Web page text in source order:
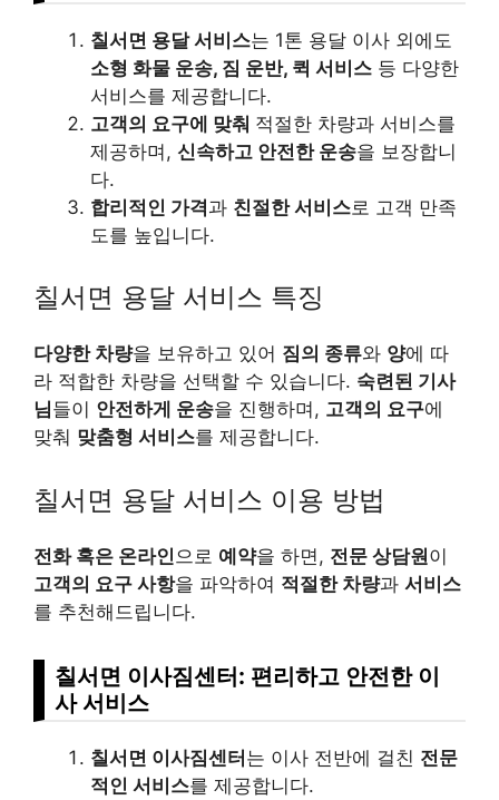
칠서면 용달 서비스는 1톤 용달 이사 외에도
소형 화물 운송, 짐 운반, 퀵 서비스 등 다양한
서비스를 제공합니다.
고객의 요구에 맞춰 적절한 차량과 서비스를
제공하며, 신속하고 안전한 운송을 보장합니
다.
합리적인 가격과 친절한 서비스로 고객 만족
도를 높입니다.
칠서면 용달 서비스 특징
다양한 차량을 보유하고 있어 짐의 종류와 양에 따
라 적합한 차량을 선택할 수 있습니다. 숙련된 기사
님들이 안전하게 운송을 진행하며, 고객의 요구에
맞춰 맞춤형 서비스를 제공합니다.
칠서면 용달 서비스 이용 방법
전화 혹은 온라인 으로 예약을 하면, 전문 상담원이
고객의 요구 사항을 파악하여 적절한 차량과 서비스
를 추천해드립니다.
칠서면 이사짐센터: 편리하고 안전한 이
사 서비스
칠서면 이사짐센터는 이사 전반에 걸친 전문
적인 서비스를 제공합니다.